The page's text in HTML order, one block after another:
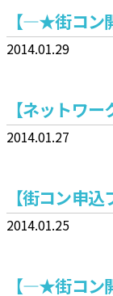
【—★街コン
2014.01.29
【ネットワ
2014.01.27
【街コン申込
2014.01.25
【—★街コ